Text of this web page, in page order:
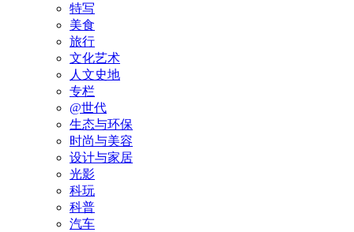
特写
美食
旅行
文化艺术
人文史地
专栏
@世代
生态与环保
时尚与美容
设计与家居
光影
科玩
科普
汽车